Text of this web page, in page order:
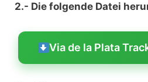
2.- Die folgende Datei
Via de la Plata